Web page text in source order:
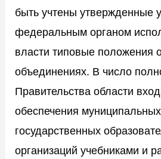
быть учтены утвержденные
федеральным органом
власти типовые положения
объединениях. В число
Правительства области
обеспечения
государственных
организаций учебниками и